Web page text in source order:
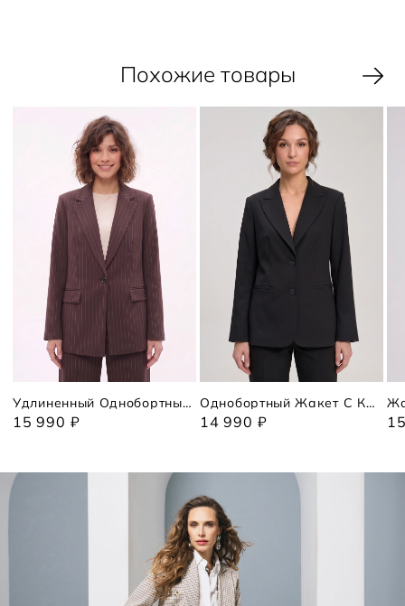
Похожие товары
Удлиненный Однобортный Жакет В Полоску
15 990 ₽
Однобортный Жакет С Кружевом
14 990 ₽